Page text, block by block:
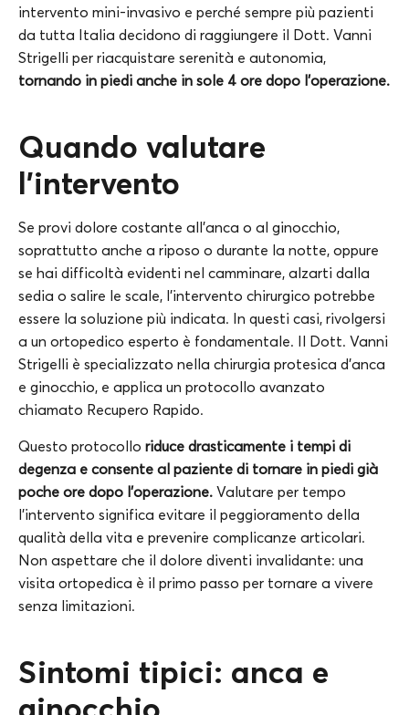
intervento mini-invasivo e perché sempre più pazienti
da tutta Italia decidono di raggiungere il Dott. Vanni
Strigelli per riacquistare serenità e autonomia,
tornando in piedi anche in sole 4 ore dopo l’operazione.
Quando valutare
l’intervento
Se provi dolore costante all’anca o al ginocchio,
soprattutto anche a riposo o durante la notte, oppure
se hai difficoltà evidenti nel camminare, alzarti dalla
sedia o salire le scale, l’intervento chirurgico potrebbe
essere la soluzione più indicata. In questi casi, rivolgersi
a un ortopedico esperto è fondamentale. Il Dott. Vanni
Strigelli è specializzato nella chirurgia protesica d’anca
e ginocchio, e applica un protocollo avanzato
chiamato Recupero Rapido.
Questo protocollo riduce drasticamente i tempi di
degenza e consente al paziente di tornare in piedi già
poche ore dopo l’operazione. Valutare per tempo
l’intervento significa evitare il peggioramento della
qualità della vita e prevenire complicanze articolari.
Non aspettare che il dolore diventi invalidante: una
visita ortopedica è il primo passo per tornare a vivere
senza limitazioni.
Sintomi tipici: anca e